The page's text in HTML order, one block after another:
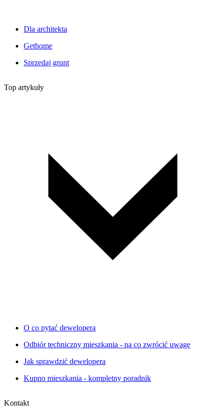
Dla architekta
Gethome
Sprzedaj grunt
Top artykuły
O co pytać dewelopera
Odbiór techniczny mieszkania - na co zwrócić uwagę
Jak sprawdzić dewelopera
Kupno mieszkania - kompletny poradnik
Kontakt